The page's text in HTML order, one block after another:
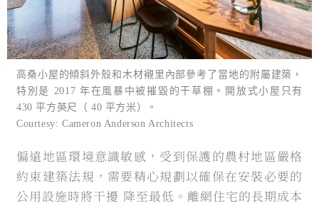
高桑小屋的傾斜外殼和木材襯里內部參考了當地的附屬建築，
特別是 2017 年在風暴中被摧毀的干草棚。開放式小屋只有
430 平方英尺（ 40 平方米）。
Courtesy: Cameron Anderson Architects
偏遠地區環境意識敏感，受到保護的農村地區嚴格
約束建築法規，需要精心規劃以確保在安裝必要的
公用設施時將干擾 降至最低。離網住宅的長期成本